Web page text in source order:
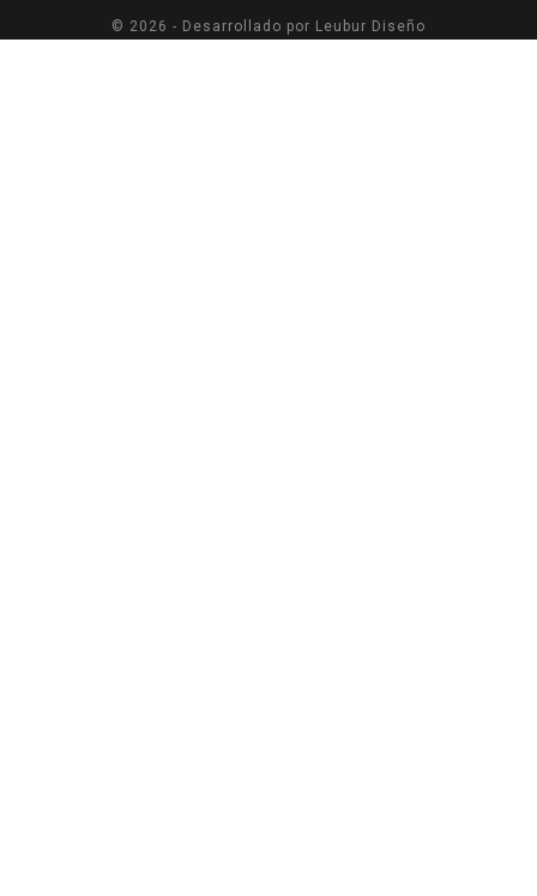
© 2026 - Desarrollado por Leubur Diseño